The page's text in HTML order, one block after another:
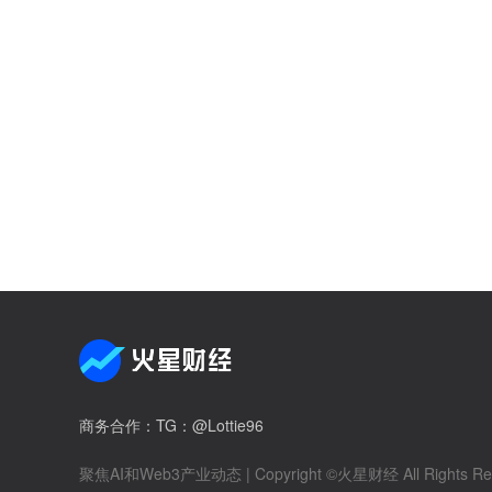
商务合作 ：TG：@Lottie96
聚焦AI和Web3产业动态 | Copyright ©火星财经 All Rights